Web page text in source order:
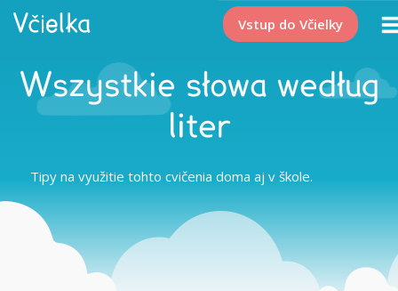
Vstup do Včielky
Wszystkie słowa według
liter
Tipy na využitie tohto cvičenia doma aj v škole.